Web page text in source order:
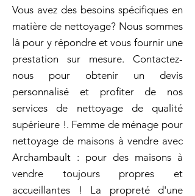
Vous avez des besoins spécifiques en
matière de nettoyage? Nous sommes
là pour y répondre et vous fournir une
prestation sur mesure. Contactez-
nous pour obtenir un devis
personnalisé et profiter de nos
services de nettoyage de qualité
supérieure !. Femme de ménage pour
nettoyage de maisons à vendre avec
Archambault : pour des maisons à
vendre toujours propres et
accueillantes ! La propreté d'une